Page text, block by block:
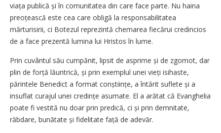
viața publică și în comunitatea din care face parte. Nu haina
preoțească este cea care obligă la responsabilitatea
mărturisirii, ci Botezul reprezintă chemarea fiecărui credincios
de a face prezentă lumina lui Hristos în lume.
Prin cuvântul său cumpănit, lipsit de asprime și de zgomot, dar
plin de forță lăuntrică, și prin exemplul unei vieți isihaste,
părintele Benedict a format conștiințe, a întărit suflete și a
insuflat curajul unei credințe asumate. El a arătat că Evanghelia
poate fi vestită nu doar prin predică, ci și prin demnitate,
răbdare, bunătate și fidelitate față de adevăr.